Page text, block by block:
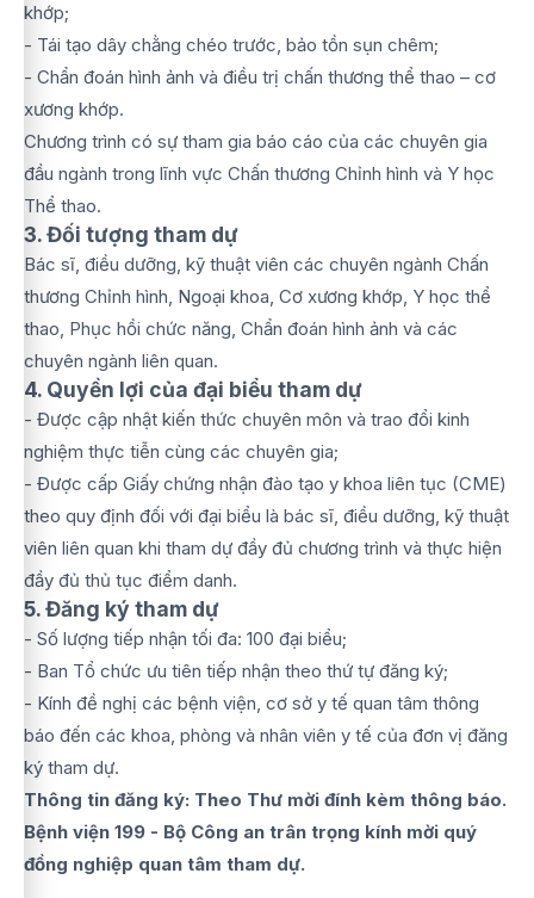
khớp;
- Tái tạo dây chằng chéo trước, bảo tồn sụn chêm;
- Chẩn đoán hình ảnh và điều trị chấn thương thể thao – cơ
xương khớp.
Chương trình có sự tham gia báo cáo của các chuyên gia
đầu ngành trong lĩnh vực Chấn thương Chỉnh hình và Y học
Thể thao.
3. Đối tượng tham dự
Bác sĩ, điều dưỡng, kỹ thuật viên các chuyên ngành Chấn
thương Chỉnh hình, Ngoại khoa, Cơ xương khớp, Y học thể
thao, Phục hồi chức năng, Chẩn đoán hình ảnh và các
chuyên ngành liên quan.
4. Quyền lợi của đại biểu tham dự
- Được cập nhật kiến thức chuyên môn và trao đổi kinh
nghiệm thực tiễn cùng các chuyên gia;
- Được cấp Giấy chứng nhận đào tạo y khoa liên tục (CME)
theo quy định đối với đại biểu là bác sĩ, điều dưỡng, kỹ thuật
viên liên quan khi tham dự đầy đủ chương trình và thực hiện
đầy đủ thủ tục điểm danh.
5. Đăng ký tham dự
- Số lượng tiếp nhận tối đa: 100 đại biểu;
- Ban Tổ chức ưu tiên tiếp nhận theo thứ tự đăng ký;
- Kính đề nghị các bệnh viện, cơ sở y tế quan tâm thông
báo đến các khoa, phòng và nhân viên y tế của đơn vị đăng
ký tham dự.
Thông tin đăng ký: Theo Thư mời đính kèm thông báo.
Bệnh viện 199 - Bộ Công an trân trọng kính mời quý
đồng nghiệp quan tâm tham dự.